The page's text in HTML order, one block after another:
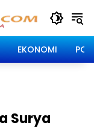
EKONOMI
Surya